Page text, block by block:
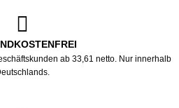
ab 33,61 netto. Nur innerhalb